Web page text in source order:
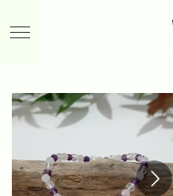
direct
hoofdinhoud